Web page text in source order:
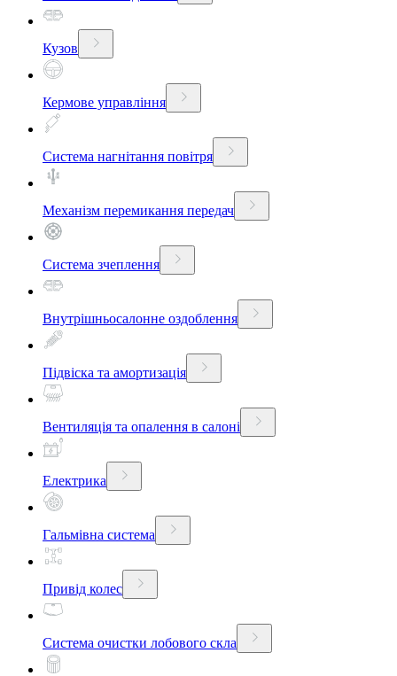
Кузов
Кермове управління
Система нагнітання повітря
Механізм перемикання передач
Система зчеплення
Внутрішньосалонне оздоблення
Підвіска та амортизація
Вентиляція та опалення в салоні
Електрика
Гальмівна система
Привід колес
Система очистки лобового скла